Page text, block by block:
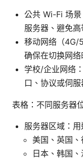
公共 Wi-Fi 场
服务器、避免高
移动网络（4G/
确保在切换网络
学校/企业网络
口、协议或伺
表格：不同服务器
服务器区域：用
美国、英国
日本、韩国